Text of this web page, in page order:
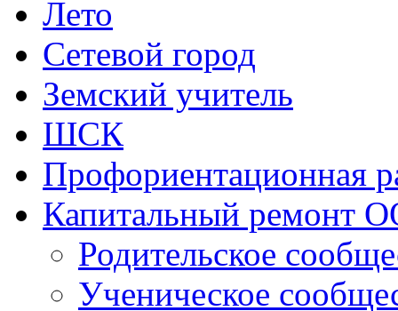
Лето
Сетевой город
Земский учитель
ШСК
Профориентационная
Капитальный ремонт
Родительское
Ученическое